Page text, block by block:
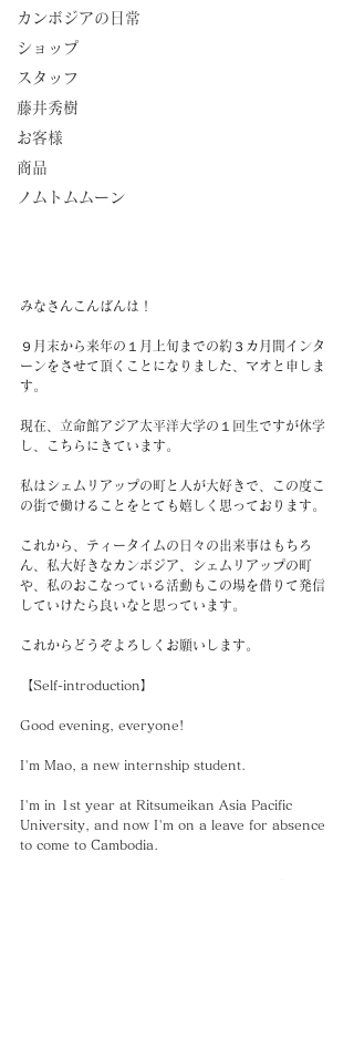
カンボジアの日常
ショップ
スタッフ
藤井秀樹
お客様
商品
ノムトムムーン
みなさんこんばんは！
９月末から来年の１月上旬までの約３カ月間インタ
ーンをさせて頂くことになりました、マオと申しま
す。
現在、立命館アジア太平洋大学の１回生ですが休学
し、こちらにきています。
私はシェムリアップの町と人が大好きで、この度こ
の街で働けることをとても嬉しく思っております。
これから、ティータイムの日々の出来事はもちろ
ん、私大好きなカンボジア、シェムリアップの町
や、私のおこなっている活動もこの場を借りて発信
していけたら良いなと思っています。
これからどうぞよろしくお願いします。
【Self-introduction】
Good evening, everyone!
I'm Mao, a new internship student.
I'm in 1st year at Ritsumeikan Asia Pacific
University, and now I'm on a leave for absence
to come to Cambodia.